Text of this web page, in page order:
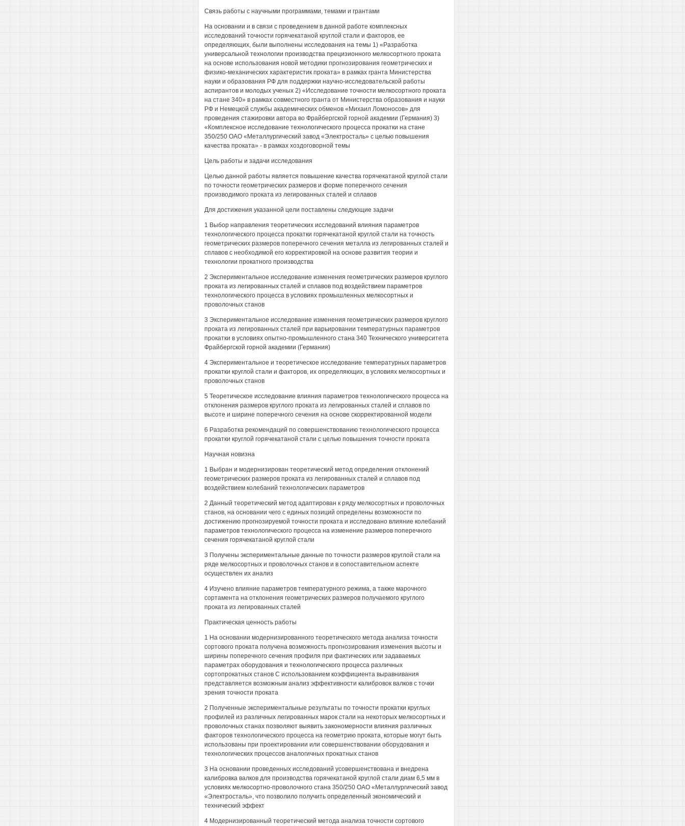
Связь работы с научными программами, темами и грантами
На основании и в связи с проведением в данной работе комплексных
исследований точности горячекатаной круглой стали и факторов, ее
определяющих, были выполнены исследования на темы 1) «Разработка
универсальной технологии производства прецизионного мелкосортного проката
на основе использования новой методики прогнозирования геометрических и
физико-механических характеристик проката» в рамках гранта Министерства
науки и образования РФ для поддержки научно-исследовательской работы
аспирантов и молодых ученых 2) «Исследование точности мелкосортного проката
на стане 340» в рамках совместного гранта от Министерства образования и науки
РФ и Немецкой службы академических обменов «Михаил Ломоносов» для
проведения стажировки автора во Фрайбергской горной академии (Германия) 3)
«Комплексное исследование технологического процесса прокатки на стане
350/250 ОАО «Металлургический завод «Электросталь» с целью повышения
качества проката» - в рамках хоздоговорной темы
Цель работы и задачи исследования
Целью данной работы является повышение качества горячекатаной круглой стали
по точности геометрических размеров и форме поперечного сечения
производимого проката из легированных сталей и сплавов
Для достижения указанной цели поставлены следующие задачи
1 Выбор направления теоретических исследований влияния параметров
технологического процесса прокатки горячекатаной круглой стали на точность
геометрических размеров поперечного сечения металла из легированных сталей и
сплавов с необходимой его корректировкой на основе развития теории и
технологии прокатного производства
2 Экспериментальное исследование изменения геометрических размеров круглого
проката из легированных сталей и сплавов под воздействием параметров
технологического процесса в условиях промышленных мелкосортных и
проволочных станов
3 Экспериментальное исследование изменения геометрических размеров круглого
проката из легированных сталей при варьировании температурных параметров
прокатки в условиях опытно-промышленного стана 340 Технического университета
Фрайбергской горной академии (Германия)
4 Экспериментальное и теоретическое исследование температурных параметров
прокатки круглой стали и факторов, их определяющих, в условиях мелкосортных и
проволочных станов
5 Теоретическое исследование влияния параметров технологического процесса на
отклонения размеров круглого проката из легированных сталей и сплавов по
высоте и ширине поперечного сечения на основе скорректированной модели
6 Разработка рекомендаций по совершенствованию технологического процесса
прокатки круглой горячекатаной стали с целью повышения точности проката
Научная новизна
1 Выбран и модернизирован теоретический метод определения отклонений
геометрических размеров проката из легированных сталей и сплавов под
воздействием колебаний технологических параметров
2 Данный теоретический метод адаптирован к ряду мелкосортных и проволочных
станов, на основании чего с единых позиций определены возможности по
достижению прогнозируемой точности проката и исследовано влияние колебаний
параметров технологического процесса на изменение размеров поперечного
сечения горячекатаной круглой стали
3 Получены экспериментальные данные по точности размеров круглой стали на
ряде мелкосортных и проволочных станов и в сопоставительном аспекте
осуществлен их анализ
4 Изучено влияние параметров температурного режима, а также марочного
сортамента на отклонения геометрических размеров получаемого круглого
проката из легированных сталей
Практическая ценность работы
1 На основании модернизированного теоретического метода анализа точности
сортового проката получена возможность прогнозирования изменения высоты и
ширины поперечного сечения профиля при фактических или задаваемых
параметрах оборудования и технологического процесса различных
сортопрокатных станов С использованием коэффициента выравнивания
представляется возможным анализ эффективности калибровок валков с точки
зрения точности проката
2 Полученные экспериментальные результаты по точности прокатки круглых
профилей из различных легированных марок стали на некоторых мелкосортных и
проволочных станах позволяют выявить закономерности влияния различных
факторов технологического процесса на геометрию проката, которые могут быть
использованы при проектировании или совершенствовании оборудования и
технологических процессов аналогичных прокатных станов
3 На основании проведенных исследований усовершенствована и внедрена
калибровка валков для производства горячекатаной круглой стали диам 6,5 мм в
условиях мелкосортно-проволочного стана 350/250 ОАО «Металлургический завод
«Электросталь», что позволило получить определенный экономический и
технический эффект
4 Модернизированный теоретический метода анализа точности сортового